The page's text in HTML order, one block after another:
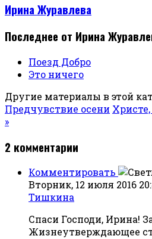
Ирина Журавлева
Последнее от Ирина
Поезд Добро
Это ничего
Другие материалы в этой
Предчувствие осени
»
2 комментарии
Комментировать
Вторник, 12 июля 2016
Тишкина
Спаси Господи, Ирина!
Жизнеутверждающее